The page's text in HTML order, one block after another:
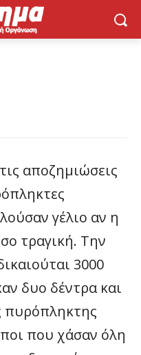
αποζημιώσεις
γέλιο αν η
τραγική. Την
3000
δυο δέντρα και
πυρόπληκτης
που χάσαν όλη